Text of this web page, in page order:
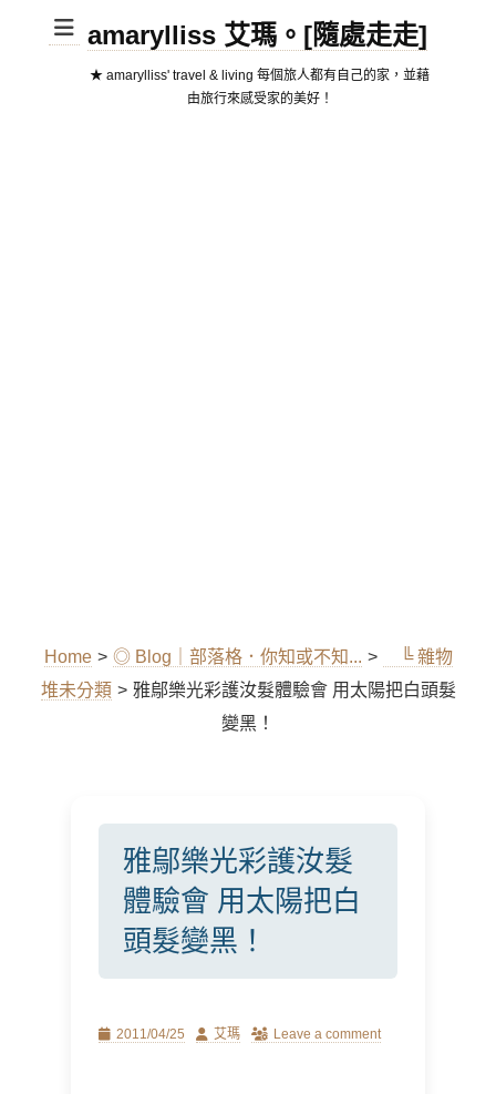
amarylliss 艾瑪。[隨處走走]
★ amarylliss' travel & living 每個旅人都有自己的家，並藉
由旅行來感受家的美好！
Home > ◎ Blog｜部落格．你知或不知... >
╚ 雜物
堆未分類 > 雅鄔樂光彩護汝髮體驗會 用太陽把白頭髮
變黑！
雅鄔樂光彩護汝髮
體驗會 用太陽把白
頭髮變黑！
Posted2011/04/25 Author
艾瑪 Leave a comment